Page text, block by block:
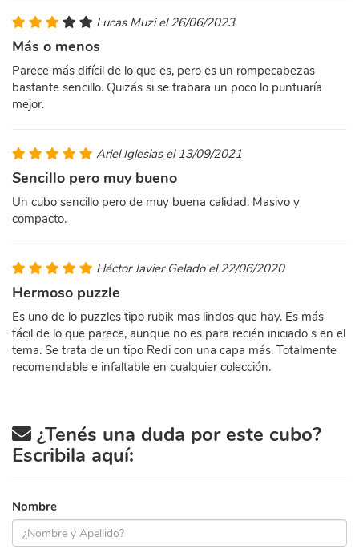
Lucas Muzi el 26/06/2023
Más o menos
Parece más difícil de lo que es, pero es un rompecabezas
bastante sencillo. Quizás si se trabara un poco lo puntuaría
mejor.
Ariel Iglesias el 13/09/2021
Sencillo pero muy bueno
Un cubo sencillo pero de muy buena calidad. Masivo y
compacto.
Héctor Javier Gelado el 22/06/2020
Hermoso puzzle
Es uno de lo puzzles tipo rubik mas lindos que hay. Es más
fácil de lo que parece, aunque no es para recién iniciado s en el
tema. Se trata de un tipo Redi con una capa más. Totalmente
recomendable e infaltable en cualquier colección.
¿Tenés una duda por este cubo?
Escribila aquí:
Nombre